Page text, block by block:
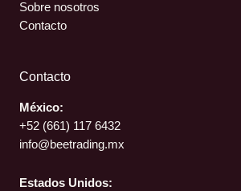
Sobre nosotros
Contacto
Contacto
México:
+52 (661) 117 6432
info@beetrading.mx
Estados Unidos: